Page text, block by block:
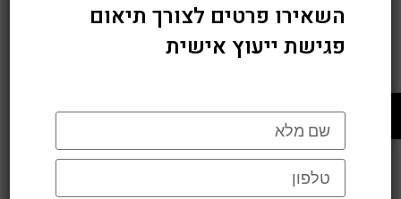
פתח סרגל נגישות
השאירו פרטים לצורך תיאום
פגישת ייעוץ אישית